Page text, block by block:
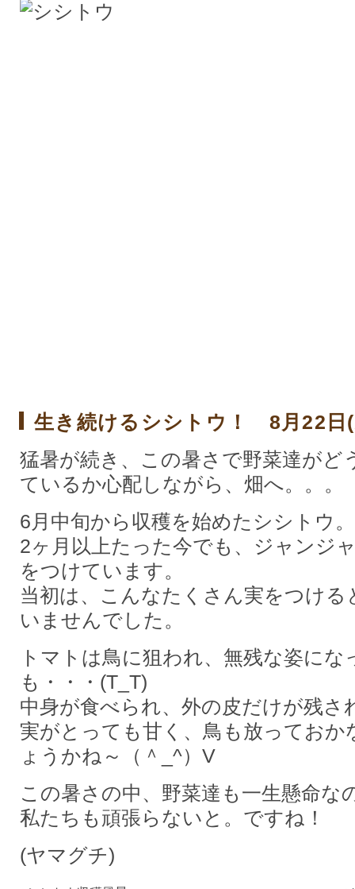
生き続けるシシトウ！ 8月22日
猛暑が続き、この暑さで野菜達がど
ているか心配しながら、畑へ。。。
6月中旬から収穫を始めたシシトウ。
2ヶ月以上たった今でも、ジャンジ
をつけています。
当初は、こんなたくさん実をつける
いませんでした。
トマトは鳥に狙われ、無残な姿にな
も・・・(T_T)
中身が食べられ、外の皮だけが残さ
実がとっても甘く、鳥も放っておか
ょうかね～（＾_^）V
この暑さの中、野菜達も一生懸命な
私たちも頑張らないと。ですね！
(ヤマグチ)